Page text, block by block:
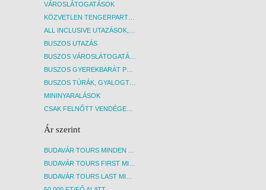
VÁROSLÁTOGATÁSOK
KÖZVETLEN TENGERPARTI SZÁLLÁSOK
ALL INCLUSIVE UTAZÁSOK, NYARALÁSOK
BUSZOS UTAZÁS
BUSZOS VÁROSLÁTOGATÁSOK
BUSZOS GYEREKBARÁT PROGRAMOK
BUSZOS TÚRÁK, GYALOGTÚRÁK
MININYARALÁSOK
CSAK FELNŐTT VENDÉGEKET FOGADÓ SZÁLLÁSOK
Ár szerint
BUDAVÁR TOURS MINDEN AKCIÓS ÚT
BUDAVÁR TOURS FIRST MINUTE AKCIÓS UTAK
BUDAVÁR TOURS LAST MINUTE AKCIÓS UTAK